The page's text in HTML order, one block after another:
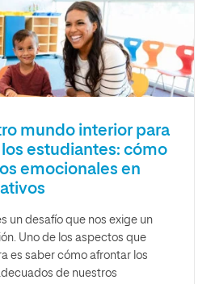
mundo interior para
estudiantes: cómo
emocionales en
un desafío que nos exige un
Uno de los aspectos que
es saber cómo afrontar los
de nuestros